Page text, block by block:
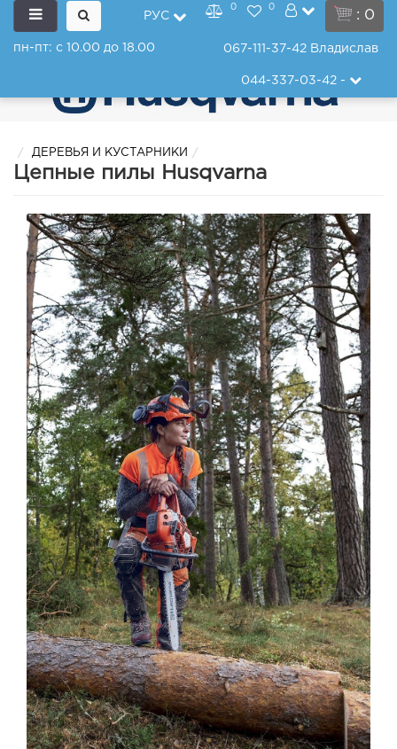
: 0
РУС
0 0
пн-пт: с 10.00 до 18.00 067-111-37-42 Владислав
044-337-03-42-
ДЕРЕВЬЯ И КУСТАРНИКИ
Цепные пилы Husqvarna